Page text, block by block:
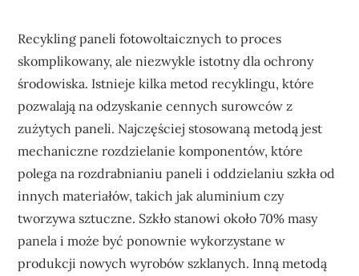
Recykling paneli fotowoltaicznych to proces
skomplikowany, ale niezwykle istotny dla ochrony
środowiska. Istnieje kilka metod recyklingu, które
pozwalają na odzyskanie cennych surowców z
zużytych paneli. Najczęściej stosowaną metodą jest
mechaniczne rozdzielanie komponentów, które
polega na rozdrabnianiu paneli i oddzielaniu szkła od
innych materiałów, takich jak aluminium czy
tworzywa sztuczne. Szkło stanowi około 70% masy
panela i może być ponownie wykorzystane w
produkcji nowych wyrobów szklanych. Inną metodą